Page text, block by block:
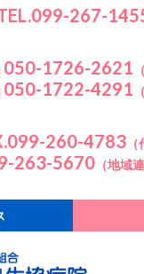
267-
050-1726-2621
050-1722-4291
260-4783
263-5670 （地域